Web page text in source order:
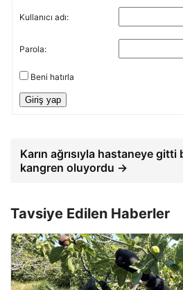
Kullanıcı adı:
Parola:
Beni hatırla
Giriş yap
Karın ağrısıyla hastaneye gitti
kangren oluyordu →
Tavsiye Edilen Haberler